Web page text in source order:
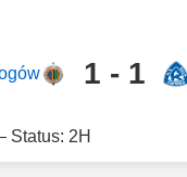
1 - 1
Status: 2H